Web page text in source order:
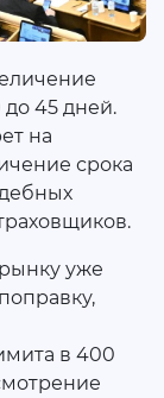
45 дней.
на
срока
уже
в 400